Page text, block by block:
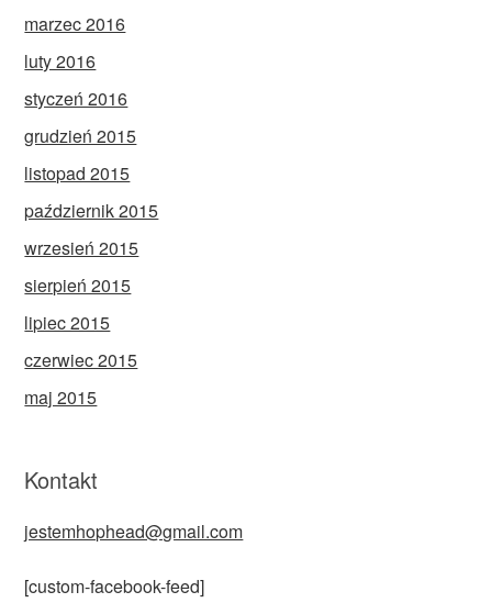
marzec 2016
luty 2016
styczeń 2016
grudzień 2015
listopad 2015
październik 2015
wrzesień 2015
sierpień 2015
lipiec 2015
czerwiec 2015
maj 2015
Kontakt
jestemhophead@gmail.com
[custom-facebook-feed]